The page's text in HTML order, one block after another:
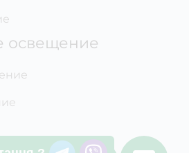
освещение